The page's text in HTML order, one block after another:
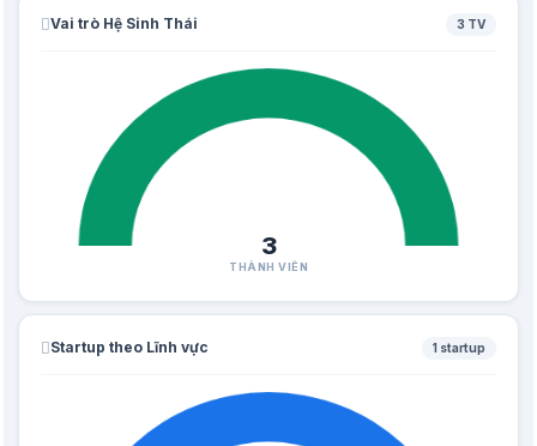
Vai trò Hệ Sinh Thái 3 TV
3
THÀNH VIÊN
Startup theo Lĩnh vực 1 startup